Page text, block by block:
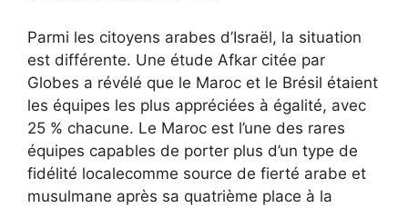
Parmi les citoyens arabes d’Israël, la situation
est différente. Une étude Afkar citée par
Globes a révélé que le Maroc et le Brésil étaient
les équipes les plus appréciées à égalité, avec
25 % chacune. Le Maroc est l’une des rares
équipes capables de porter plus d’un type de
fidélité localecomme source de fierté arabe et
musulmane après sa quatrième place à la